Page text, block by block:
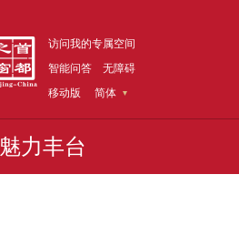
访问我的专属空间
智能问答
无障碍
移动版
简体
魅力丰台